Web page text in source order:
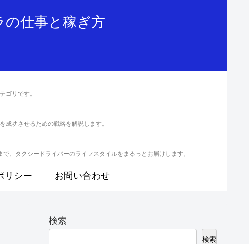
の仕事と稼ぎ方
ゴリです。
功させるための戦略を解説します。
、タクシードライバーのライフスタイルをまるっとお届けします。
リシー お問い合わせ
検索
検索